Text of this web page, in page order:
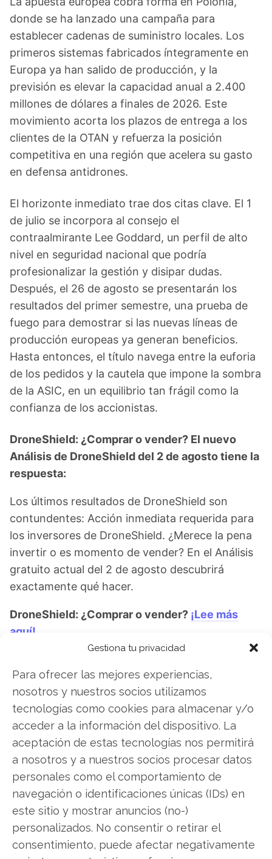
Gestiona tu privacidad
Para ofrecer las mejores experiencias,
nosotros y nuestros socios utilizamos
tecnologías como cookies para almacenar y/o
acceder a la información del dispositivo. La
aceptación de estas tecnologías nos permitirá
a nosotros y a nuestros socios procesar datos
personales como el comportamiento de
navegación o identificaciones únicas (IDs) en
este sitio y mostrar anuncios (no-)
personalizados. No consentir o retirar el
consentimiento, puede afectar negativamente
donde se ha lanzado una campaña para
establecer cadenas de suministro locales. Los
primeros sistemas fabricados íntegramente en
Europa ya han salido de producción, y la
previsión es elevar la capacidad anual a 2.400
millones de dólares a finales de 2026. Este
movimiento acorta los plazos de entrega a los
clientes de la OTAN y refuerza la posición
competitiva en una región que acelera su gasto
en defensa antidrones.
El horizonte inmediato trae dos citas clave. El 1
de julio se incorpora al consejo el
contraalmirante Lee Goddard, un perfil de alto
nivel en seguridad nacional que podría
profesionalizar la gestión y disipar dudas.
Después, el 26 de agosto se presentarán los
resultados del primer semestre, una prueba de
fuego para demostrar si las nuevas líneas de
producción europeas ya generan beneficios.
Hasta entonces, el título navega entre la euforia
de los pedidos y la cautela que impone la sombra
de la ASIC, en un equilibrio tan frágil como la
confianza de los accionistas.
DroneShield: ¿Comprar o vender? El nuevo
Análisis de DroneShield del 2 de agosto tiene la
respuesta:
Los últimos resultados de DroneShield son
contundentes: Acción inmediata requerida para
los inversores de DroneShield. ¿Merece la pena
invertir o es momento de vender? En el Análisis
gratuito actual del 2 de agosto descubrirá
exactamente qué hacer.
DroneShield: ¿Comprar o vender? ¡Lee más
aquí!
DroneShield
Compartir este artículo
Facebook
LinkedIn